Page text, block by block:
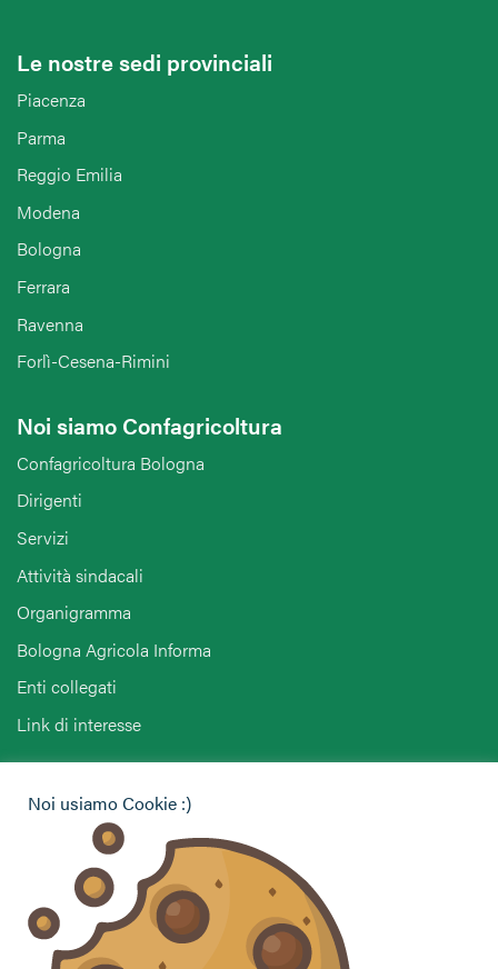
Le nostre sedi provinciali
Piacenza
Parma
Reggio Emilia
Modena
Bologna
Ferrara
Ravenna
Forlì-Cesena-Rimini
Noi siamo Confagricoltura
Confagricoltura Bologna
Dirigenti
Servizi
Attività sindacali
Organigramma
Bologna Agricola Informa
Enti collegati
Link di interesse
Vuoi contattarci per ricevere assistenza, lasciare un
commento o chiedere informazioni?
CONTATTACI
Noi usiamo Cookie :)